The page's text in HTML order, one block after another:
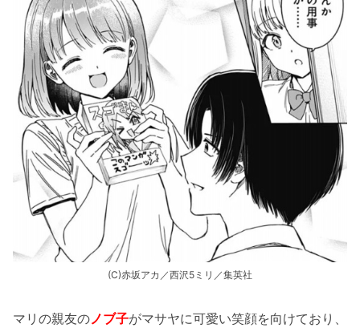
(C)赤坂アカ／西沢5ミリ／集英社
マリの親友のノブ子がマサヤに可愛い笑顔を向けており、